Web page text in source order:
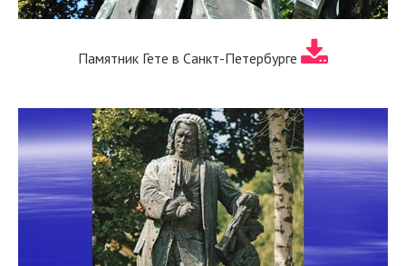
Памятник Гете в Санкт-Петербурге